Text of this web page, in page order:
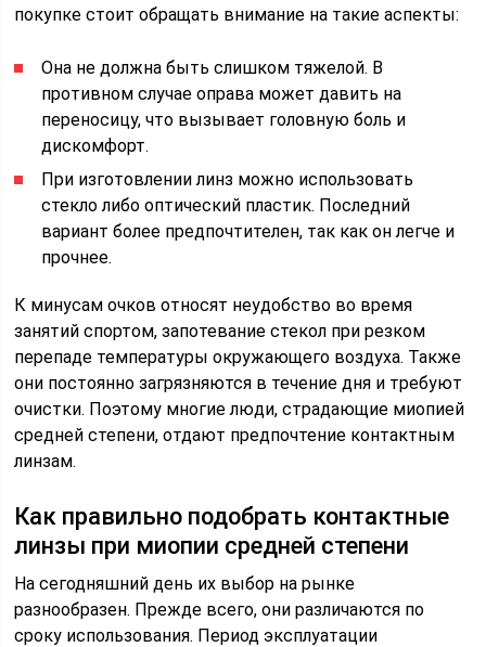
покупке стоит обращать внимание на такие аспекты:
Она не должна быть слишком тяжелой. В
противном случае оправа может давить на
переносицу, что вызывает головную боль и
дискомфорт.
При изготовлении линз можно использовать
стекло либо оптический пластик. Последний
вариант более предпочтителен, так как он легче и
прочнее.
К минусам очков относят неудобство во время
занятий спортом, запотевание стекол при резком
перепаде температуры окружающего воздуха. Также
они постоянно загрязняются в течение дня и требуют
очистки. Поэтому многие люди, страдающие миопией
средней степени, отдают предпочтение контактным
линзам.
Как правильно подобрать контактные
линзы при миопии средней степени
На сегодняшний день их выбор на рынке
разнообразен. Прежде всего, они различаются по
сроку использования. Период эксплуатации